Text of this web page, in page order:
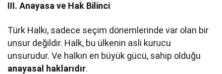
III. Anayasa ve Hak Bilinci
Türk Halkı, sadece seçim dönemlerinde var olan bir
unsur değildir. Halk, bu ülkenin asli kurucu
unsurudur. Ve halkın en büyük gücü, sahip olduğu
anayasal haklarıdır.